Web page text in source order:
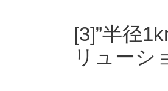
[3]”半径
リューシ